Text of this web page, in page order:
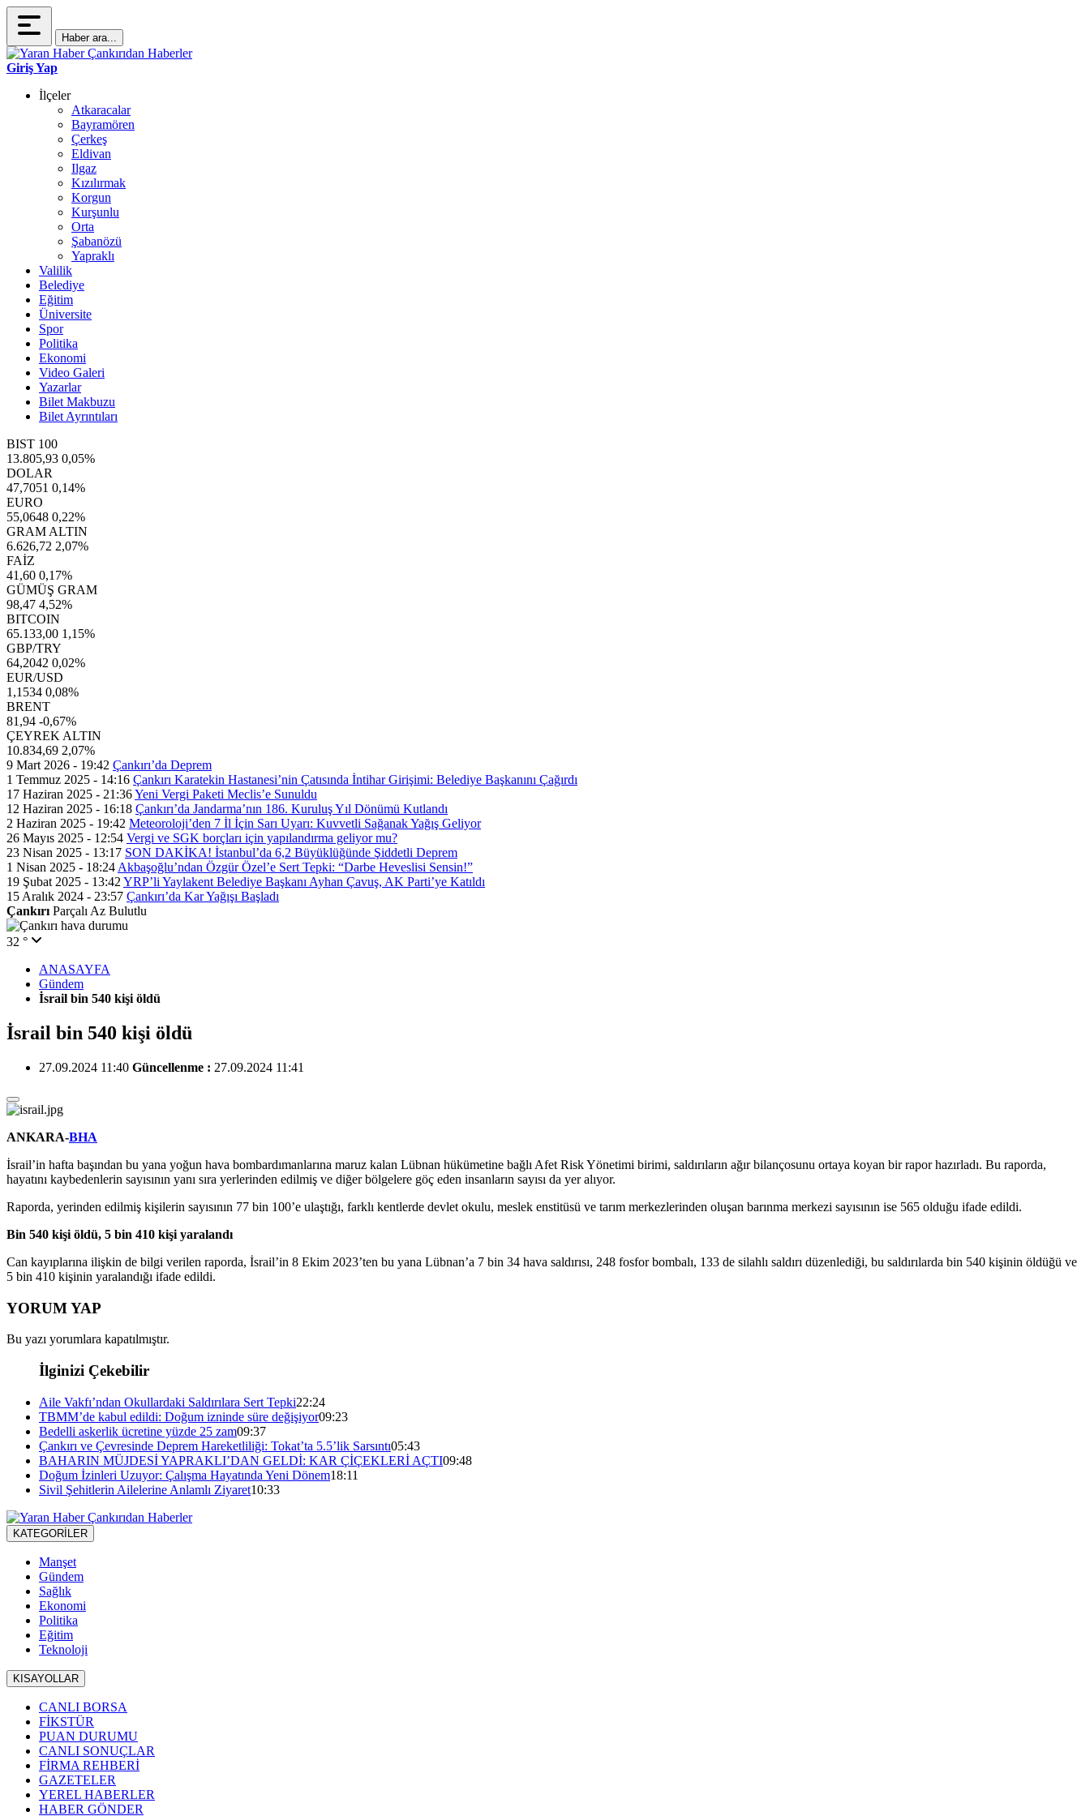
Haber ara...
Giriş Yap
İlçeler
Atkaracalar
Bayramören
Çerkeş
Eldivan
Ilgaz
Kızılırmak
Korgun
Kurşunlu
Orta
Şabanözü
Yapraklı
Valilik
Belediye
Eğitim
Üniversite
Spor
Politika
Ekonomi
Video Galeri
Yazarlar
Bilet Makbuzu
Bilet Ayrıntıları
BIST 100
13.805,93 0,05%
DOLAR
47,7051 0,14%
EURO
55,0648 0,22%
GRAM ALTIN
6.626,72 2,07%
FAİZ
41,60 0,17%
GÜMÜŞ GRAM
98,47 4,52%
BITCOIN
65.133,00 1,15%
GBP/TRY
64,2042 0,02%
EUR/USD
1,1534 0,08%
BRENT
81,94 -0,67%
ÇEYREK ALTIN
10.834,69 2,07%
9 Mart 2026 - 19:42 Çankırı’da Deprem
1 Temmuz 2025 - 14:16 Çankırı Karatekin Hastanesi’nin Çatısında İntihar Girişimi: Belediye Başkanını Çağırdı
17 Haziran 2025 - 21:36Yeni Vergi Paketi Meclis’e Sunuldu
12 Haziran 2025 - 16:18 Çankırı’da Jandarma’nın 186. Kuruluş Yıl Dönümü Kutlandı
2 Haziran 2025 - 19:42 Meteoroloji’den 7 İl İçin Sarı Uyarı: Kuvvetli Sağanak Yağış Geliyor
26 Mayıs 2025 - 12:54 Vergi ve SGK borçları için yapılandırma geliyor mu?
23 Nisan 2025 - 13:17 SON DAKİKA! İstanbul’da 6,2 Büyüklüğünde Şiddetli Deprem
1 Nisan 2025 - 18:24 Akbaşoğlu’ndan Özgür Özel’e Sert Tepki: “Darbe Heveslisi Sensin!”
19 Şubat 2025 - 13:42 YRP’li Yaylakent Belediye Başkanı Ayhan Çavuş, AK Parti’ye Katıldı
15 Aralık 2024 - 23:57 Çankırı’da Kar Yağışı Başladı
Çankırı Parçalı Az Bulutlu
32 °
ANASAYFA
Gündem
İsrail bin 540 kişi öldü
İsrail bin 540 kişi öldü
27.09.2024 11:40 Güncellenme : 27.09.2024 11:41
ANKARA-BHA
İsrail’in hafta başından bu yana yoğun hava bombardımanlarına maruz kalan Lübnan hükümetine bağlı Afet Risk Yönetimi birimi, saldırıların ağır bilançosunu ortaya koyan bir rapor hazırladı. Bu raporda,
hayatını kaybedenlerin sayısının yanı sıra yerlerinden edilmiş ve diğer bölgelere göç eden insanların sayısı da yer alıyor.
Raporda, yerinden edilmiş kişilerin sayısının 77 bin 100’e ulaştığı, farklı kentlerde devlet okulu, meslek enstitüsü ve tarım merkezlerinden oluşan barınma merkezi sayısının ise 565 olduğu ifade edildi.
Bin 540 kişi öldü, 5 bin 410 kişi yaralandı
Can kayıplarına ilişkin de bilgi verilen raporda, İsrail’in 8 Ekim 2023’ten bu yana Lübnan’a 7 bin 34 hava saldırısı, 248 fosfor bombalı, 133 de silahlı saldırı düzenlediği, bu saldırılarda bin 540 kişinin öldüğü ve
5 bin 410 kişinin yaralandığı ifade edildi.
YORUM YAP
Bu yazı yorumlara kapatılmıştır.
İlginizi Çekebilir
Aile Vakfı’ndan Okullardaki Saldırılara Sert Tepki22:24
TBMM’de kabul edildi: Doğum izninde süre değişiyor09:23
Bedelli askerlik ücretine yüzde 25 zam09:37
Çankırı ve Çevresinde Deprem Hareketliliği: Tokat’ta 5.5’lik Sarsıntı05:43
BAHARIN MÜJDESİ YAPRAKLI’DAN GELDİ: KAR ÇİÇEKLERİ AÇTI09:48
Doğum İzinleri Uzuyor: Çalışma Hayatında Yeni Dönem18:11
Sivil Şehitlerin Ailelerine Anlamlı Ziyaret10:33
KATEGORİLER
Manşet
Gündem
Sağlık
Ekonomi
Politika
Eğitim
Teknoloji
KISAYOLLAR
CANLI BORSA
FİKSTÜR
PUAN DURUMU
CANLI SONUÇLAR
FİRMA REHBERİ
GAZETELER
YEREL HABERLER
HABER GÖNDER